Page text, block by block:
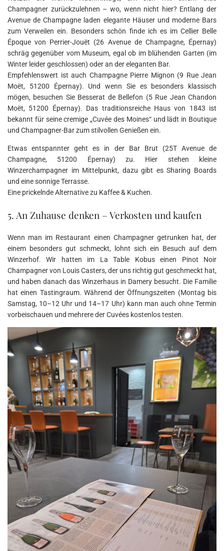
Champagner zurückzulehnen – wo, wenn nicht hier? Entlang der
Avenue de Champagne laden elegante Häuser und moderne Bars
zum Verweilen ein. Besonders schön finde ich es im Cellier Belle
Époque von Perrier-Jouët (26 Avenue de Champagne, Épernay)
schräg gegenüber vom Museum, egal ob im blühenden Garten (im
Winter leider geschlossen) oder an der eleganten Bar.
Empfehlenswert ist auch Champagne Pierre Mignon (9 Rue Jean
Moët, 51200 Épernay). Und wenn Sie es besonders klassisch
mögen, besuchen Sie Besserat de Bellefon (5 Rue Jean Chandon
Moët, 51200 Épernay). Das traditionsreiche Haus von 1843 ist
bekannt für seine cremige „Cuvée des Moines“ und lädt in Boutique
und Champagner-Bar zum stilvollen Genießen ein.
Etwas entspannter geht es in der Bar Brut (25T Avenue de
Champagne, 51200 Épernay) zu. Hier stehen kleine
Winzerchampagner im Mittelpunkt, dazu gibt es Sharing Boards
und eine sonnige Terrasse.
Eine prickelnde Alternative zu Kaffee & Kuchen.
5. An Zuhause denken – Verkosten und kaufen
Wenn man im Restaurant einen Champagner getrunken hat, der
einem besonders gut schmeckt, lohnt sich ein Besuch auf dem
Winzerhof. Wir hatten im La Table Kobus einen Pinot Noir
Champagner von Louis Casters, der uns richtig gut geschmeckt hat,
und haben danach das Winzerhaus in Damery besucht. Die Familie
hat einen Tastingraum. Während der Öffnungszeiten (Montag bis
Samstag, 10–12 Uhr und 14–17 Uhr) kann man auch ohne Termin
vorbeischauen und mehrere der Cuvées kostenlos testen.